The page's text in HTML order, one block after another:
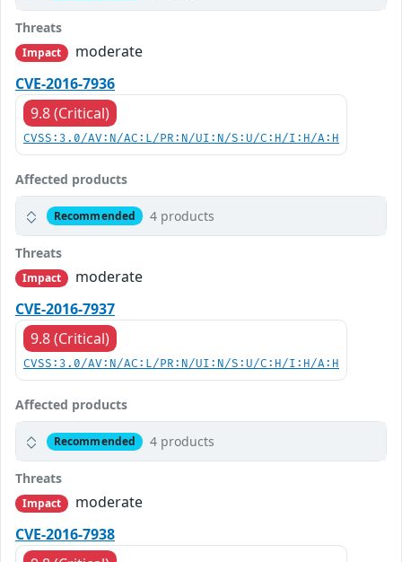
Threats
Impact
moderate
CVE-2016-7936
9.8 (Critical)
CVSS:3.0/AV:N/AC:L/PR:N/UI:N/S:U/C:H/I:H/A:H
Affected products
Recommended 4 products
Threats
Impact
moderate
CVE-2016-7937
9.8 (Critical)
CVSS:3.0/AV:N/AC:L/PR:N/UI:N/S:U/C:H/I:H/A:H
Affected products
Recommended 4 products
Threats
Impact
moderate
CVE-2016-7938